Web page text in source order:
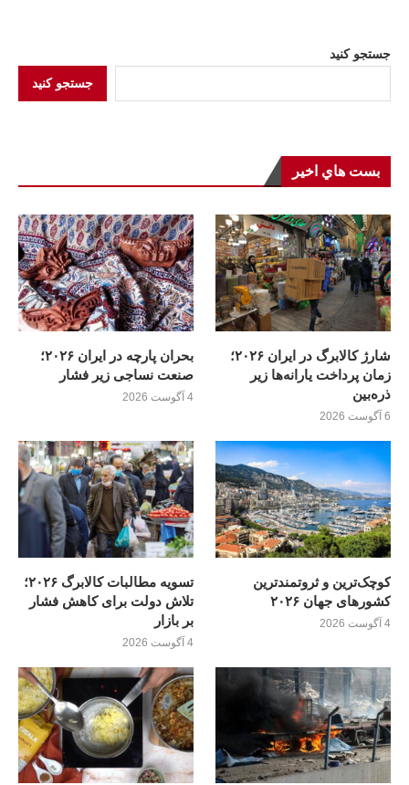
جستجو کنید
جستجو کنید
بست هاي اخير
شارژ کالابرگ در ایران ۲۰۲۶؛
زمان پرداخت یارانه‌ها زیر
ذره‌بین
6 آگوست 2026
بحران پارچه در ایران ۲۰۲۶؛
صنعت نساجی زیر فشار
4 آگوست 2026
کوچک‌ترین و ثروتمندترین
کشورهای جهان ۲۰۲۶
4 آگوست 2026
تسویه مطالبات کالابرگ ۲۰۲۶؛
تلاش دولت برای کاهش فشار
بر بازار
4 آگوست 2026